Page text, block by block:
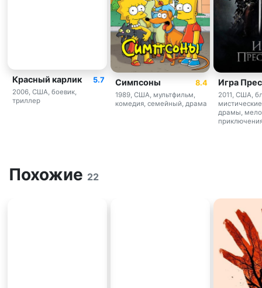
5.7
Красный карлик
2006, США, боевик,
триллер
8.4
Симпсоны
1989, США, мультфильм,
комедия, семейный, драма
Игра
2011, США,
драмы,
Похожие 22